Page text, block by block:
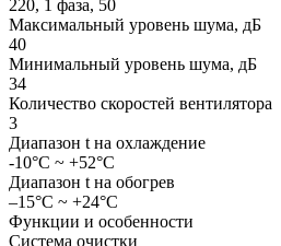
220, 1 фаза, 50
Максимальный уровень шума, дБ
40
Минимальный уровень шума, дБ
34
Количество скоростей вентилятора
3
Диапазон t на охлаждение
-10°C ~ +52°C
Диапазон t на обогрев
–15°C ~ +24°C
Функции и особенности
Система очистки